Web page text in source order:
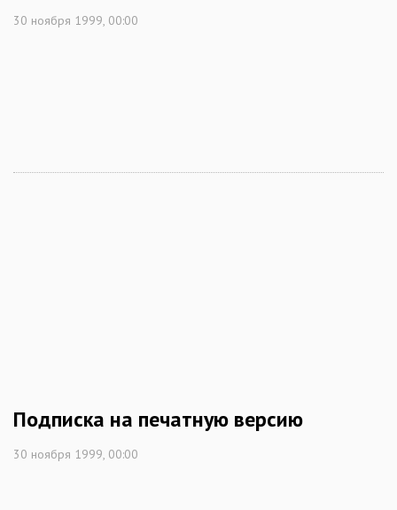
30 ноября 1999, 00:00
Подписка на печатную версию
30 ноября 1999, 00:00